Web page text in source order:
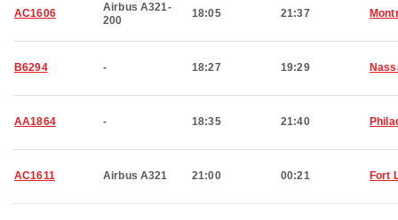
AC1606
Airbus A321-
200
18:05 21:37
B6294 - 18:27 19:29
AA1864 - 18:35 21:40
AC1611 Airbus A321 21:00 00:21 Fort